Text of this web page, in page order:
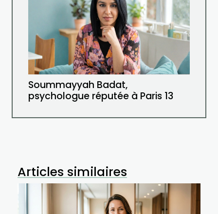
Soummayyah Badat,
psychologue réputée à Paris 13
Articles similaires